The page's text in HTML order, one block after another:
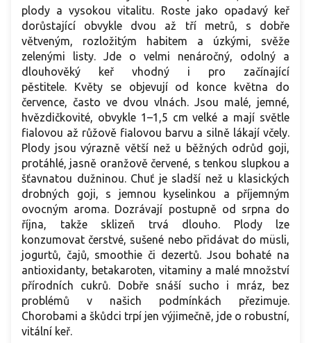
plody a vysokou vitalitu. Roste jako opadavý keř
dorůstající obvykle dvou až tří metrů, s dobře
větveným, rozložitým habitem a úzkými, svěže
zelenými listy. Jde o velmi nenáročný, odolný a
dlouhověký keř vhodný i pro začínající
pěstitele. Květy se objevují od konce května do
července, často ve dvou vlnách. Jsou malé, jemné,
hvězdičkovité, obvykle 1–1,5 cm velké a mají světle
fialovou až růžově fialovou barvu a silně lákají včely.
Plody jsou výrazně větší než u běžných odrůd goji,
protáhlé, jasně oranžově červené, s tenkou slupkou a
šťavnatou dužninou. Chuť je sladší než u klasických
drobných goji, s jemnou kyselinkou a příjemným
ovocným aroma. Dozrávají postupně od srpna do
října, takže sklizeň trvá dlouho. Plody lze
konzumovat čerstvé, sušené nebo přidávat do müsli,
jogurtů, čajů, smoothie či dezertů. Jsou bohaté na
antioxidanty, betakaroten, vitaminy a malé množství
přírodních cukrů. Dobře snáší sucho i mráz, bez
problémů v našich podmínkách přezimuje.
Chorobami a škůdci trpí jen výjimečně, jde o robustní,
vitální keř.